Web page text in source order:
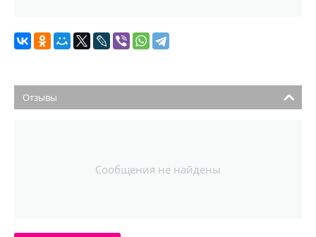
Отзывы
Сообщения не найдены